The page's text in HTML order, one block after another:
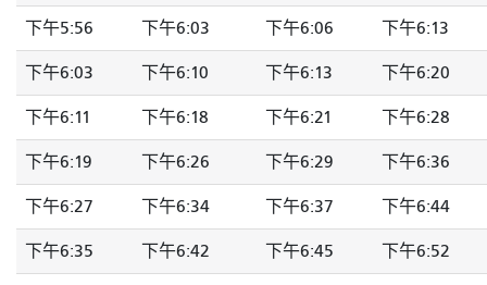
下午5:56 下午6:03 下午6:06 下午6:13
下午6:03 下午6:10 下午6:13 下午6:20
下午6:11 下午6:18 下午6:21 下午6:28
下午6:19 下午6:26 下午6:29 下午6:36
下午6:27 下午6:34 下午6:37 下午6:44
下午6:35 下午6:42 下午6:45 下午6:52